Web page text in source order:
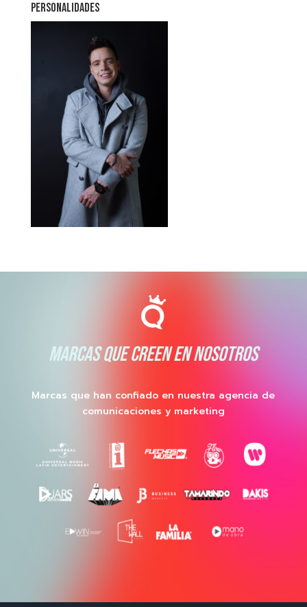
PERSONALIDADES
MARCAS QUE CREEN EN NOSOTROS
Marcas que han confiado en nuestra agencia de
comunicaciones y marketing